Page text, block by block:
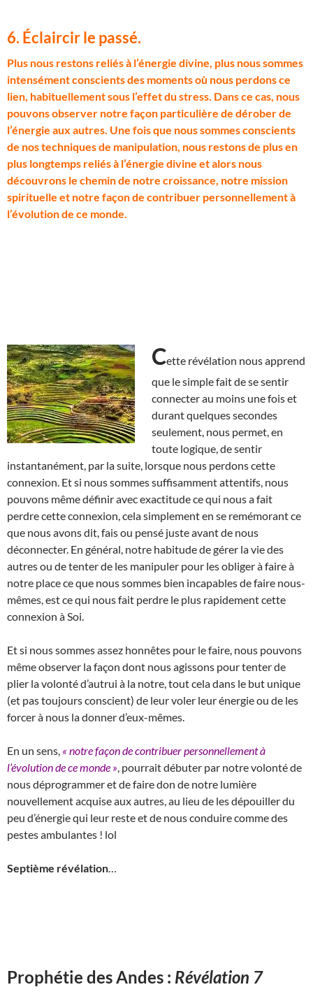
6. Éclaircir le passé.
Plus nous restons reliés à l’énergie divine, plus nous sommes
intensément conscients des moments où nous perdons ce
lien, habituellement sous l’effet du stress. Dans ce cas, nous
pouvons observer notre façon particulière de dérober de
l’énergie aux autres. Une fois que nous sommes conscients
de nos techniques de manipulation, nous restons de plus en
plus longtemps reliés à l’énergie divine et alors nous
découvrons le chemin de notre croissance, notre mission
spirituelle et notre façon de contribuer personnellement à
l’évolution de ce monde.
Cette révélation nous apprend
que le simple fait de se sentir
connecter au moins une fois et
durant quelques secondes
seulement, nous permet, en
toute logique, de sentir
instantanément, par la suite, lorsque nous perdons cette
connexion. Et si nous sommes suffisamment attentifs, nous
pouvons même définir avec exactitude ce qui nous a fait
perdre cette connexion, cela simplement en se remémorant ce
que nous avons dit, fais ou pensé juste avant de nous
déconnecter. En général, notre habitude de gérer la vie des
autres ou de tenter de les manipuler pour les obliger à faire à
notre place ce que nous sommes bien incapables de faire nous-
mêmes, est ce qui nous fait perdre le plus rapidement cette
connexion à Soi.
Et si nous sommes assez honnêtes pour le faire, nous pouvons
même observer la façon dont nous agissons pour tenter de
plier la volonté d’autrui à la notre, tout cela dans le but unique
(et pas toujours conscient) de leur voler leur énergie ou de les
forcer à nous la donner d’eux-mêmes.
En un sens, « notre façon de contribuer personnellement à
l’évolution de ce monde » , pourrait débuter par notre volonté de
nous déprogrammer et de faire don de notre lumière
nouvellement acquise aux autres, au lieu de les dépouiller du
peu d’énergie qui leur reste et de nous conduire comme des
pestes ambulantes ! lol
Septième révélation
Prophétie des Andes : Révélation 7